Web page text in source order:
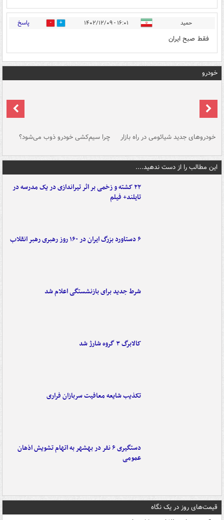
حمید ۱۶:۰۱ - ۱۴۰۲/۱۲/۰۹ 3 پاسخ
فقط صبح ایران
خودرو
خودروهای جدید شیائومی در راه بازار چرا سیم‌کشی خودرو ذوب می‌شود؟
این مطالب را از دست ندهید....
۲۲ کشته و زخمی بر اثر تیراندازی در یک مدرسه در
تایلند+ فیلم
۶ دستاورد بزرگ ایران در ۱۶۰ روز رهبری رهبر انقلاب
شرط جدید برای بازنشستگی اعلام شد
کالابرگ ۳ گروه شارژ شد
تکذیب شایعه معافیت سربازان فراری
دستگیری ۶ نفر در بهشهر به اتهام تشویش اذهان
عمومی
قیمت‌های روز در یک نگاه